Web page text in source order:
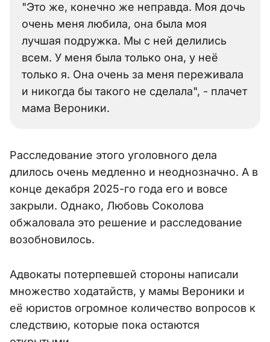
"Это же, конечно же неправда. Моя дочь
очень меня любила, она была моя
лучшая подружка. Мы с ней делились
всем. У меня была только она, у неё
только я. Она очень за меня переживала
и никогда бы такого не сделала", - плачет
мама Вероники.
Расследование этого уголовного дела
длилось очень медленно и неоднозначно. А в
конце декабря 2025-го года его и вовсе
закрыли. Однако, Любовь Соколова
обжаловала это решение и расследование
возобновилось.
Адвокаты потерпевшей стороны написали
множество ходатайств, у мамы Вероники и
её юристов огромное количество вопросов к
следствию, которые пока остаются